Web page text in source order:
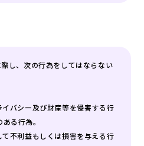
し、次の行為をしてはならない
バシー及び財産等を侵害する行
る行為。
不利益もしくは損害を与える行